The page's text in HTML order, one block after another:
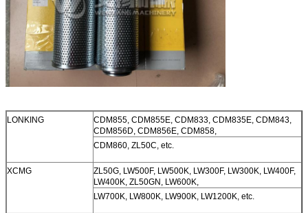
LONKING
CDM855, CDM855E, CDM833, CDM835E, CDM843,
CDM856D, CDM856E, CDM858,
CDM860, ZL50C, etc.
XCMG
ZL50G, LW500F, LW500K, LW300F, LW300K, LW400F,
LW400K, ZL50GN, LW600K,
LW700K, LW800K, LW900K, LW1200K, etc.